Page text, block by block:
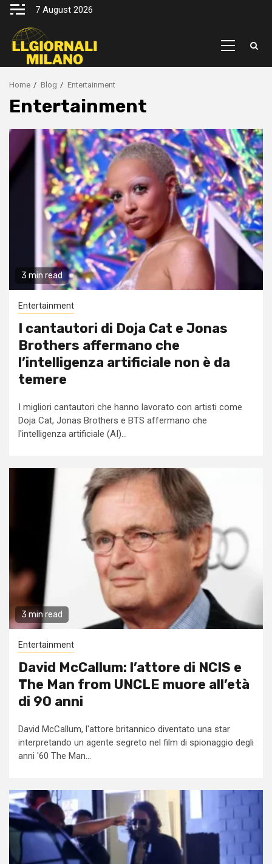
Skip
content
7 August 2026
Primary
Home Blog Entertainment
Entertainment
3 min read
Entertainment
I cantautori di Doja Cat e Jonas
Brothers affermano che
l’intelligenza artificiale non è da
temere
I migliori cantautori che hanno lavorato con artisti come
Doja Cat, Jonas Brothers e BTS affermano che
l'intelligenza artificiale (AI)...
3 min read
Entertainment
David McCallum: l’attore di NCIS e
The Man from UNCLE muore all’età
di 90 anni
David McCallum, l'attore britannico diventato una star
interpretando un agente segreto nel film di spionaggio degli
anni '60 The Man...